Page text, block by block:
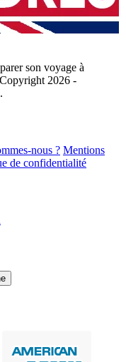
son voyage à
2026 -
nous ? Mentions
de confidentialité